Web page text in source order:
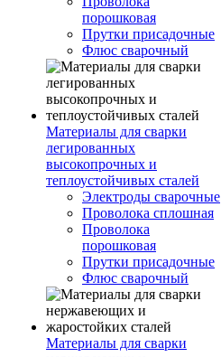
порошковая
Прутки присадочные
Флюс сварочный
Материалы для сварки
легированных
высокопрочных и
теплоустойчивых сталей
Электроды сварочные
Проволока сплошная
Проволока
порошковая
Прутки присадочные
Флюс сварочный
Материалы для сварки